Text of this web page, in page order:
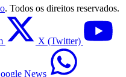
. Todos os direitos reservados.
X (Twitter)
News